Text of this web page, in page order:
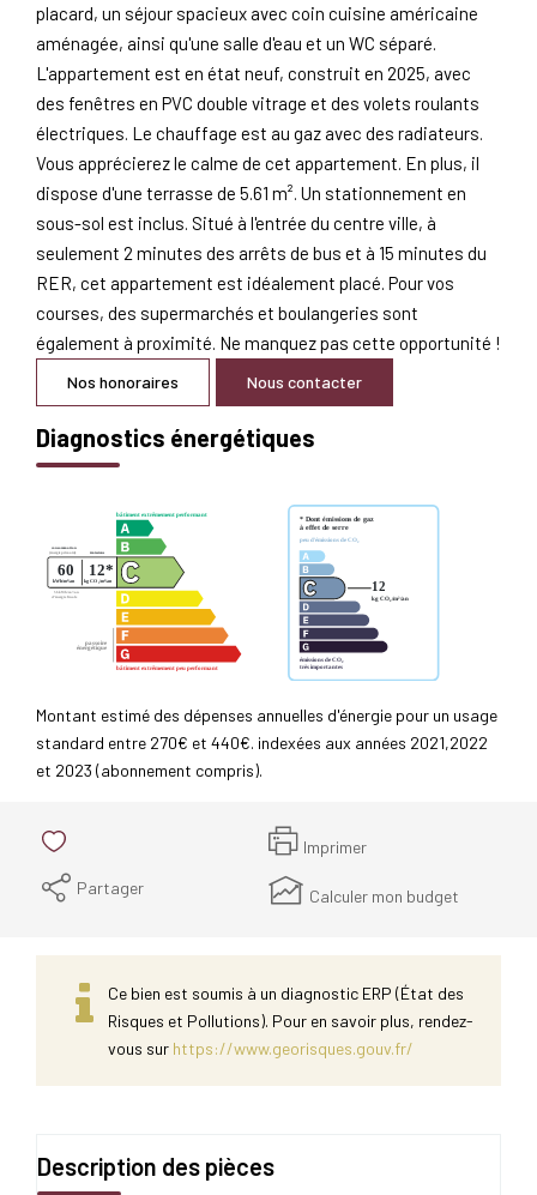
placard, un séjour spacieux avec coin cuisine américaine
aménagée, ainsi qu'une salle d'eau et un WC séparé.
L'appartement est en état neuf, construit en 2025, avec
des fenêtres en PVC double vitrage et des volets roulants
électriques. Le chauffage est au gaz avec des radiateurs.
Vous apprécierez le calme de cet appartement. En plus, il
dispose d'une terrasse de 5.61 m². Un stationnement en
sous-sol est inclus. Situé à l'entrée du centre ville, à
seulement 2 minutes des arrêts de bus et à 15 minutes du
RER, cet appartement est idéalement placé. Pour vos
courses, des supermarchés et boulangeries sont
également à proximité. Ne manquez pas cette opportunité !
Nos honoraires Nous contacter
Diagnostics énergétiques
Montant estimé des dépenses annuelles d'énergie pour un usage
standard entre 270€ et 440€. indexées aux années 2021,2022
et 2023 (abonnement compris).
Imprimer
Partager
Calculer mon budget
Ce bien est soumis à un diagnostic ERP (État des
Risques et Pollutions). Pour en savoir plus, rendez-
vous sur https://www.georisques.gouv.fr/
Description des pièces